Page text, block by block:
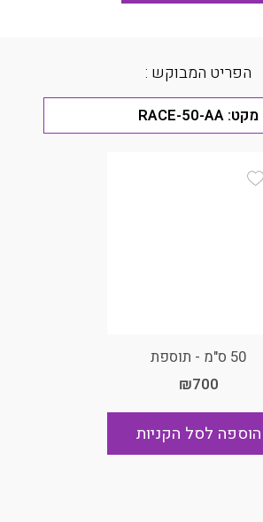
הפריט המבוקש :
מקט: RACE-50-AA
50 ס"מ - תוספת
₪700
הוספה לסל הקניות